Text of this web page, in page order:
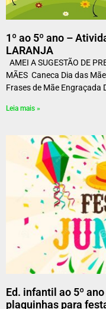
1º ao 5º ano –
LARANJA
AMEI A SUGESTÃO DE
MÃES Caneca Dia das
Frases de Mãe Engraçada
Leia mais »
Ed. infantil ao 5º
plaquinhas para